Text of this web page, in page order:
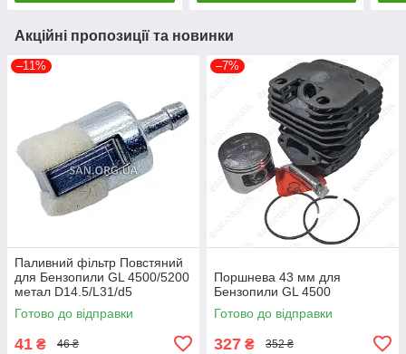
Акційні пропозиції та новинки
–11%
Паливний фільтр Повстяний
для Бензопили GL 4500/5200
метал D14.5/L31/d5
Готово до відправки
41 ₴ 46 ₴
–7%
Поршнева 43 мм для
Бензопили GL 4500
Готово до відправки
327 ₴ 352 ₴